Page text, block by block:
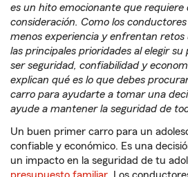
es un hito emocionante que requiere
consideración. Como los
menos experiencia y enfrentan retos
las principales prioridades al elegir
ser seguridad, confiabilidad y
explican qué es lo que debes
carro para ayudarte a tomar una
ayude a mantener la seguridad de
Un buen primer carro para un
confiable y económico. Es una
un impacto en la seguridad de tu